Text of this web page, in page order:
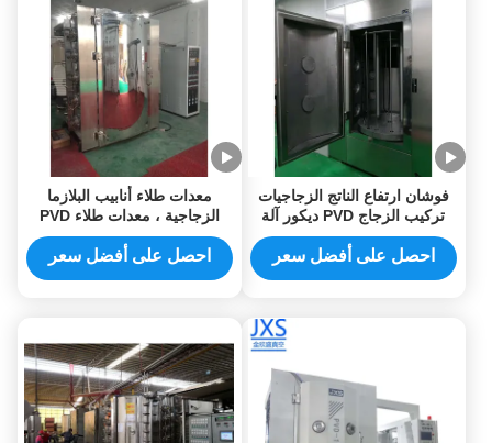
فوشان ارتفاع الناتج الزجاجيات
تركيب الزجاج PVD ديكور آلة
طلاء الفراغ
احصل على أفضل سعر
معدات طلاء أنابيب البلازما
الزجاجية ، معدات طلاء PVD
ضغط الهواء 0.5-0.8MPa
احصل على أفضل سعر